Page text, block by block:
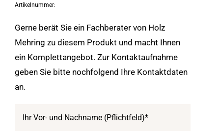
Artikelnummer:
Gerne berät Sie ein Fachberater von Holz
Mehring zu diesem Produkt und macht Ihnen
ein Komplettangebot. Zur Kontaktaufnahme
geben Sie bitte nochfolgend Ihre Kontaktdaten
an.